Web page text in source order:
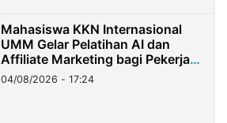
Mahasiswa KKN Internasional
UMM Gelar Pelatihan AI dan
Affiliate Marketing bagi Pekerja
Migran Indonesia di Taiwan
04/08/2026 - 17:24